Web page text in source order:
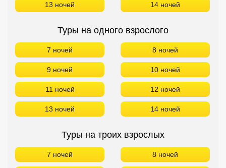
13 ночей 14 ночей
Туры на одного взрослого
7 ночей 8 ночей
9 ночей 10 ночей
11 ночей 12 ночей
13 ночей 14 ночей
Туры на троих взрослых
7 ночей 8 ночей